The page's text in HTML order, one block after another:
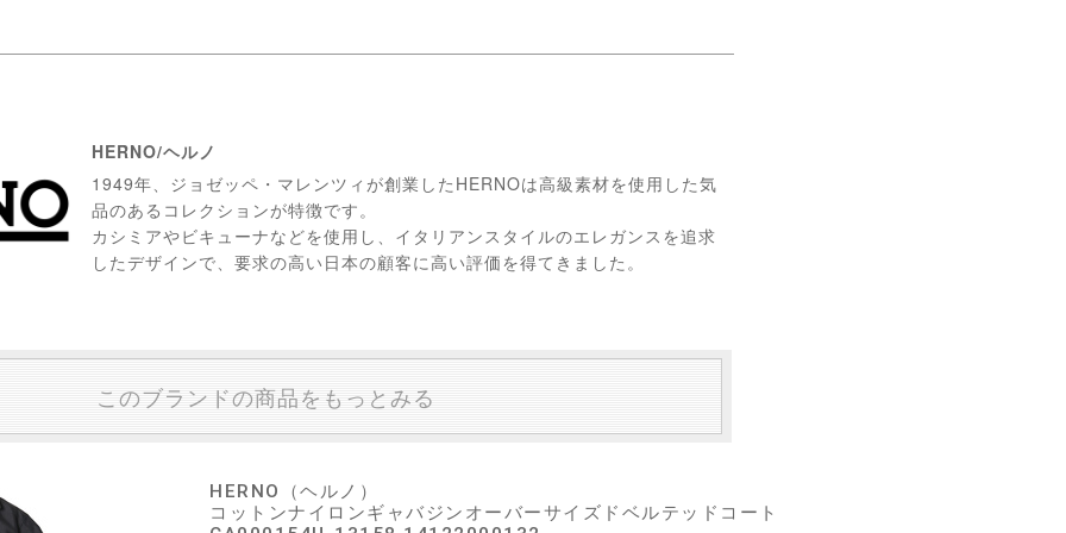
HERNO/ヘルノ
1949年、ジョゼッペ・マレンツィが創業したHERNOは高級素材を使用した気
品のあるコレクションが特徴です。
カシミアやビキューナなどを使用し、イタリアンスタイルのエレガンスを追求
したデザインで、要求の高い日本の顧客に高い評価を得てきました。
このブランドの商品をもっとみる
HERNO（ヘルノ）
コットンナイロンギャバジンオーバーサイズドベルテッドコート